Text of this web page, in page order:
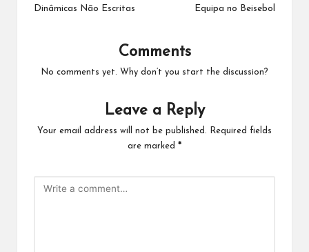
Dinâmicas Não Escritas
Equipa no Beisebol
Comments
No comments yet. Why don’t you start the discussion?
Leave a Reply
Your email address will not be published.
Required fields
are marked *